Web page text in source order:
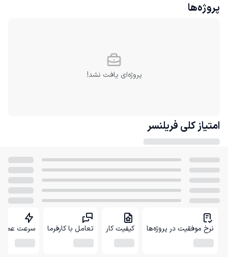
پروژه‌ها
پروژه‌ای یافت نشد!
امتیاز کلی فریلنسر
نرخ موفقیت در پروژه‌ها کیفیت کار تعامل با کارفرما سرعت عمل